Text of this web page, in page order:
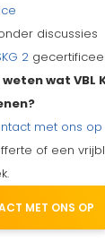
discussies
2
wat VBL
met ons op
of een
MET ONS OP